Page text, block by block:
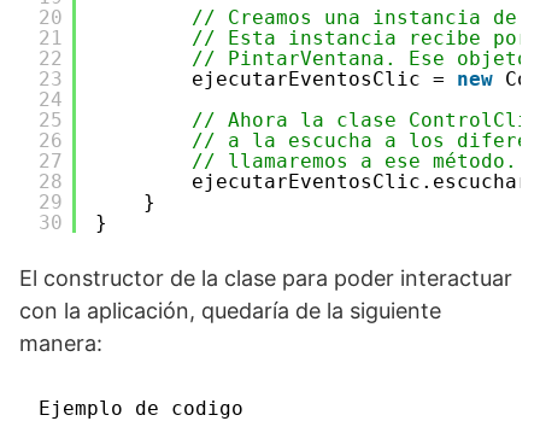
20
21
22
23
24
25
26
27
28
29
30
// Creamos una instancia
// Esta instancia recibe por
// PintarVentana. Ese
ejecutarEventosClic = new
// Ahora la clase
// a la escucha a los
// llamaremos a ese método.
}
}
El constructor de la clase para poder interactuar
con la aplicación, quedaría de la siguiente
manera:
Ejemplo de codigo